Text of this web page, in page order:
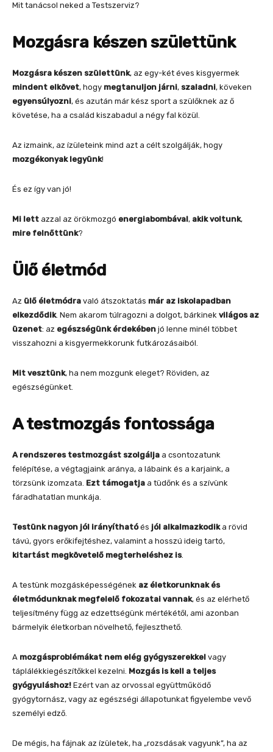
Mit tanácsol neked a Testszerviz?
Mozgásra készen születtünk
Mozgásra készen születtünk, az egy-két éves kisgyermek
mindent elkövet, hogy megtanuljon járni, szaladni, köveken
egyensúlyozni, és azután már kész sport a szülőknek az ő
követése, ha a család kiszabadul a négy fal közül.
Az izmaink, az ízületeink mind azt a célt szolgálják, hogy
mozgékonyak legyünk!
És ez így van jó!
Mi lett azzal az örökmozgó energiabombával, akik voltunk,
mire felnőttünk?
Ülő életmód
Az ülő életmódra való átszoktatás már az iskolapadban
elkezdődik. Nem akarom túlragozni a dolgot, bárkinek világos az
üzenet: az egészségünk érdekében jó lenne minél többet
visszahozni a kisgyermekkorunk futkározásaiból.
Mit vesztünk, ha nem mozgunk eleget? Röviden, az
egészségünket.
A testmozgás fontossága
A rendszeres testmozgást szolgálja a csontozatunk
felépítése, a végtagjaink aránya, a lábaink és a karjaink, a
törzsünk izomzata. Ezt támogatja a tüdőnk és a szívünk
fáradhatatlan munkája.
Testünk nagyon jól irányíthatóés jól alkalmazkodika rövid
távú, gyors erőkifejtéshez, valamint a hosszú ideig tartó,
kitartást megkövetelő megterheléshez is.
A testünk mozgásképességének az életkorunknak és
életmódunknak megfelelő fokozatai vannak, és az elérhető
teljesítmény függ az edzettségünk mértékétől, ami azonban
bármelyik életkorban növelhető, fejleszthető.
A mozgásproblémákat nem elég gyógyszerekkel vagy
táplálékkiegészítőkkel kezelni. Mozgás is kell a teljes
gyógyuláshoz! Ezért van az orvossal együttműködő
gyógytornász, vagy az egészségi állapotunkat figyelembe vevő
személyi edző.
De mégis, ha fájnak az ízületek, ha „rozsdásak vagyunk”, ha az